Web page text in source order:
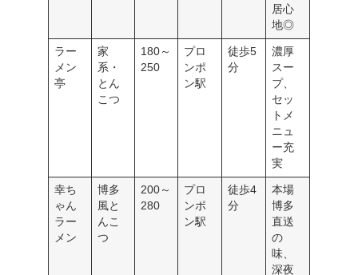
居心
地◎
ラー
メン
亭
家
系・
とん
こつ
180～
250
プロ
ンポ
ン駅
徒歩5
分
濃厚
スー
プ、
セッ
トメ
ニュ
ー充
実
幸ち
ゃん
ラー
メン
博多
風と
んこ
つ
200～
280
プロ
ンポ
ン駅
徒歩4
分
本場
博多
直送
の
味、
深夜